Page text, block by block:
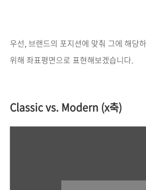
우선, 브랜드의 포지션에 맞춰 그에 해당
위해 좌표평면으로 표현해보겠습니다.
Classic vs. Modern (x축)